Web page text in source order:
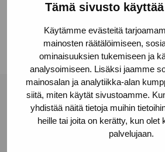
Tämä sivusto
Käytämme evästeitä
mainosten räätälöimiseen,
ominaisuuksien tukemiseen ja
analysoimiseen. Lisäksi jaamme
mainosalan ja analytiikka-alan
siitä, miten käytät sivustoamme.
yhdistää näitä tietoja muihin
heille tai joita on kerätty, kun olet
palvelujaan.
Facebook
Linkedin
Stiftelsen Pro